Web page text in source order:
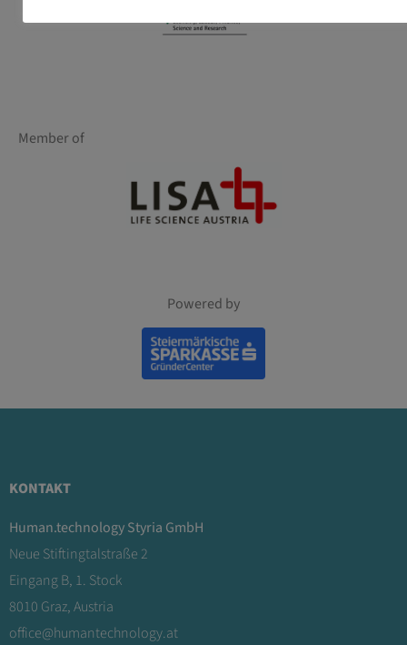
Member of
Powered by
KONTAKT
Human.technology Styria GmbH
Neue Stiftingtalstraße 2
Eingang B, 1. Stock
8010 Graz, Austria
office@humantechnology.at